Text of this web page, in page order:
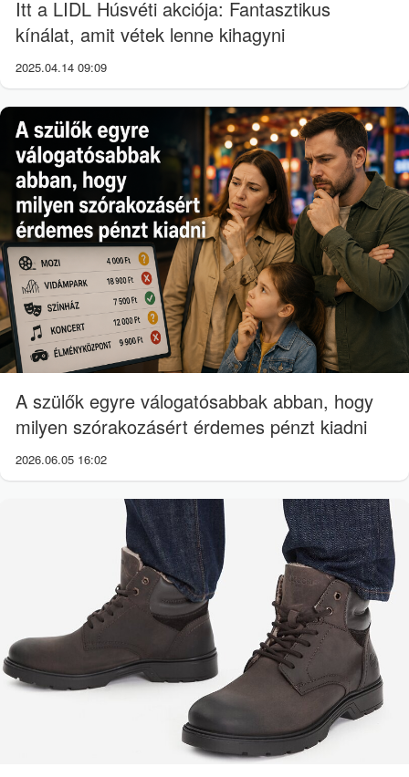
Itt a LIDL Húsvéti akciója: Fantasztikus
kínálat, amit vétek lenne kihagyni
2025.04.14 09:09
A szülők egyre válogatósabbak abban, hogy
milyen szórakozásért érdemes pénzt kiadni
2026.06.05 16:02